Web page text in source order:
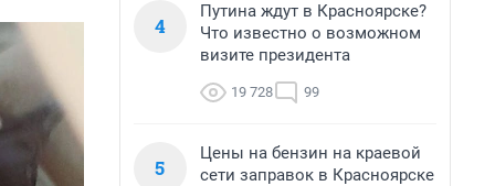
4
Путина ждут в Красноярске?
Что известно о возможном
визите президента
19 728 99
5
Цены на бензин на краевой
сети заправок в Красноярске